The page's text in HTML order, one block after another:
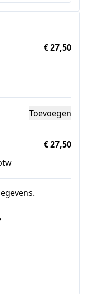
€ 27,50
Toevoegen
€ 27,50